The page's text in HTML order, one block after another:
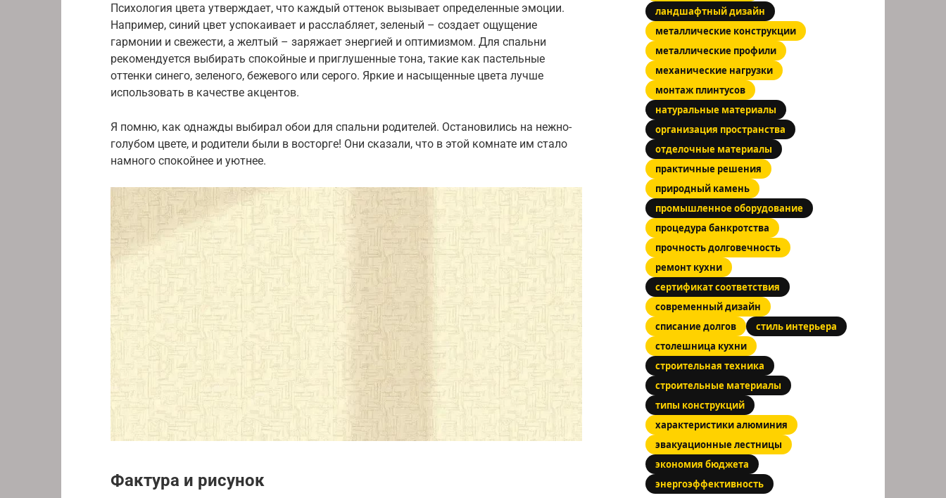
Психология цвета утверждает, что каждый оттенок вызывает определенные эмоции.
Например, синий цвет успокаивает и расслабляет, зеленый – создает ощущение
гармонии и свежести, а желтый – заряжает энергией и оптимизмом. Для спальни
рекомендуется выбирать спокойные и приглушенные тона, такие как пастельные
оттенки синего, зеленого, бежевого или серого. Яркие и насыщенные цвета лучше
использовать в качестве акцентов.
Я помню, как однажды выбирал обои для спальни родителей. Остановились на нежно-
голубом цвете, и родители были в восторге! Они сказали, что в этой комнате им стало
намного спокойнее и уютнее.
Фактура и рисунок
ландшафтный дизайн
металлические конструкции
металлические профили
механические нагрузки
монтаж плинтусов
натуральные материалы
организация пространства
отделочные материалы
практичные решения
природный камень
промышленное оборудование
процедура банкротства
прочность долговечность
ремонт кухни
сертификат соответствия
современный дизайн
списание долгов
стиль интерьера
столешница кухни
строительная техника
строительные материалы
типы конструкций
характеристики алюминия
эвакуационные лестницы
экономия бюджета
энергоэффективность